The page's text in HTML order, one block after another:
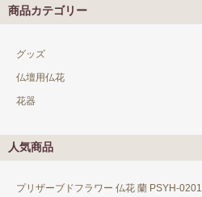
商品カテゴリー
グッズ
仏壇用仏花
花器
人気商品
プリザーブドフラワー 仏花 蘭 PSYH-0201